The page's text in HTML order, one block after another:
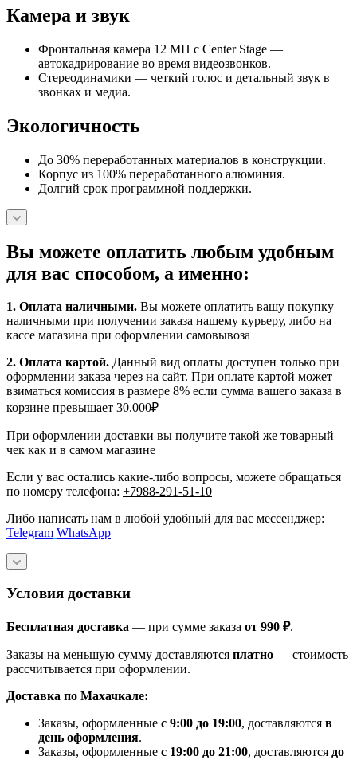
Камера и звук
Фронтальная камера 12 МП с Center Stage —
автокадрирование во время видеозвонков.
Стереодинамики — четкий голос и детальный звук в
звонках и медиа.
Экологичность
До 30% переработанных материалов в конструкции.
Корпус из 100% переработанного алюминия.
Долгий срок программной поддержки.
Вы можете оплатить любым удобным
для вас способом, а именно:
1. Оплата наличными. Вы можете оплатить вашу покупку
наличными при получении заказа нашему курьеру, либо на
кассе магазина при оформлении самовывоза
2. Оплата картой. Данный вид оплаты доступен только при
оформлении заказа через на сайт. При оплате картой может
взиматься комиссия в размере 8% если сумма вашего заказа в
корзине превышает 30.000₽
При оформлении доставки вы получите такой же товарный
чек как и в самом магазине
Если у вас остались какие-либо вопросы, можете обращаться
по номеру телефона: +7988-291-51-10
Либо написать нам в любой удобный для вас мессенджер:
Telegram WhatsApp
Условия доставки
Бесплатная доставка — при сумме заказа от 990 ₽.
Заказы на меньшую сумму доставляются платно — стоимость
рассчитывается при оформлении.
Доставка по Махачкале:
Заказы, оформленные с 9:00 до 19:00, доставляются в
день оформления.
Заказы, оформленные с 19:00 до 21:00, доставляются до